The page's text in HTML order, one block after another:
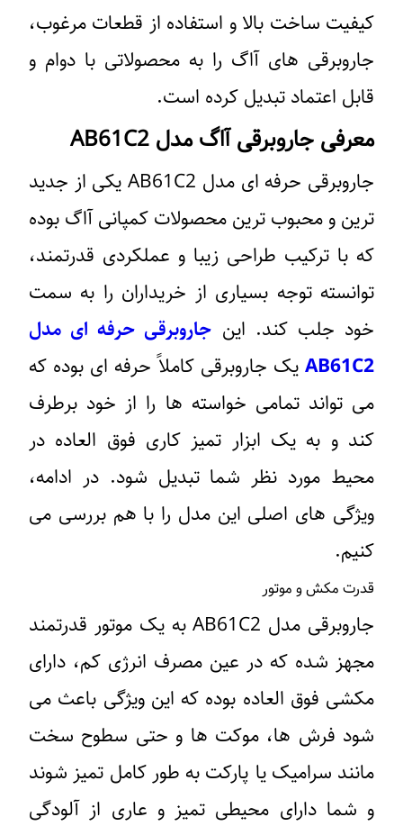
کیفیت ساخت بالا و استفاده از قطعات مرغوب،
جاروبرقی ‌های آاگ را به محصولاتی با دوام و
قابل اعتماد تبدیل کرده است.
معرفی جاروبرقی آاگ مدل AB61C2
جاروبرقی حرفه ای مدل AB61C2 یکی از جدید
ترین و محبوب ‌ترین محصولات کمپانی آاگ بوده
که با ترکیب طراحی زیبا و عملکردی قدرتمند،
توانسته توجه بسیاری از خریداران را به سمت
خود جلب کند. این جاروبرقی حرفه ای مدل
AB61C2 یک جاروبرقی کاملاً حرفه ای بوده که
می تواند تمامی خواسته ها را از خود برطرف
کند و به یک ابزار تمیز کاری فوق العاده در
محیط مورد نظر شما تبدیل شود. در ادامه،
ویژگی‌ های اصلی این مدل را با هم بررسی می‌
کنیم.
قدرت مکش و موتور
جاروبرقی مدل AB61C2 به یک موتور قدرتمند
مجهز شده که در عین مصرف انرژی کم، دارای
مکشی فوق‌ العاده بوده که این ویژگی باعث می‌
شود فرش‌ ها، موکت ‌ها و حتی سطوح سخت
مانند سرامیک یا پارکت به‌ طور کامل تمیز شوند
و شما دارای محیطی تمیز و عاری از آلودگی